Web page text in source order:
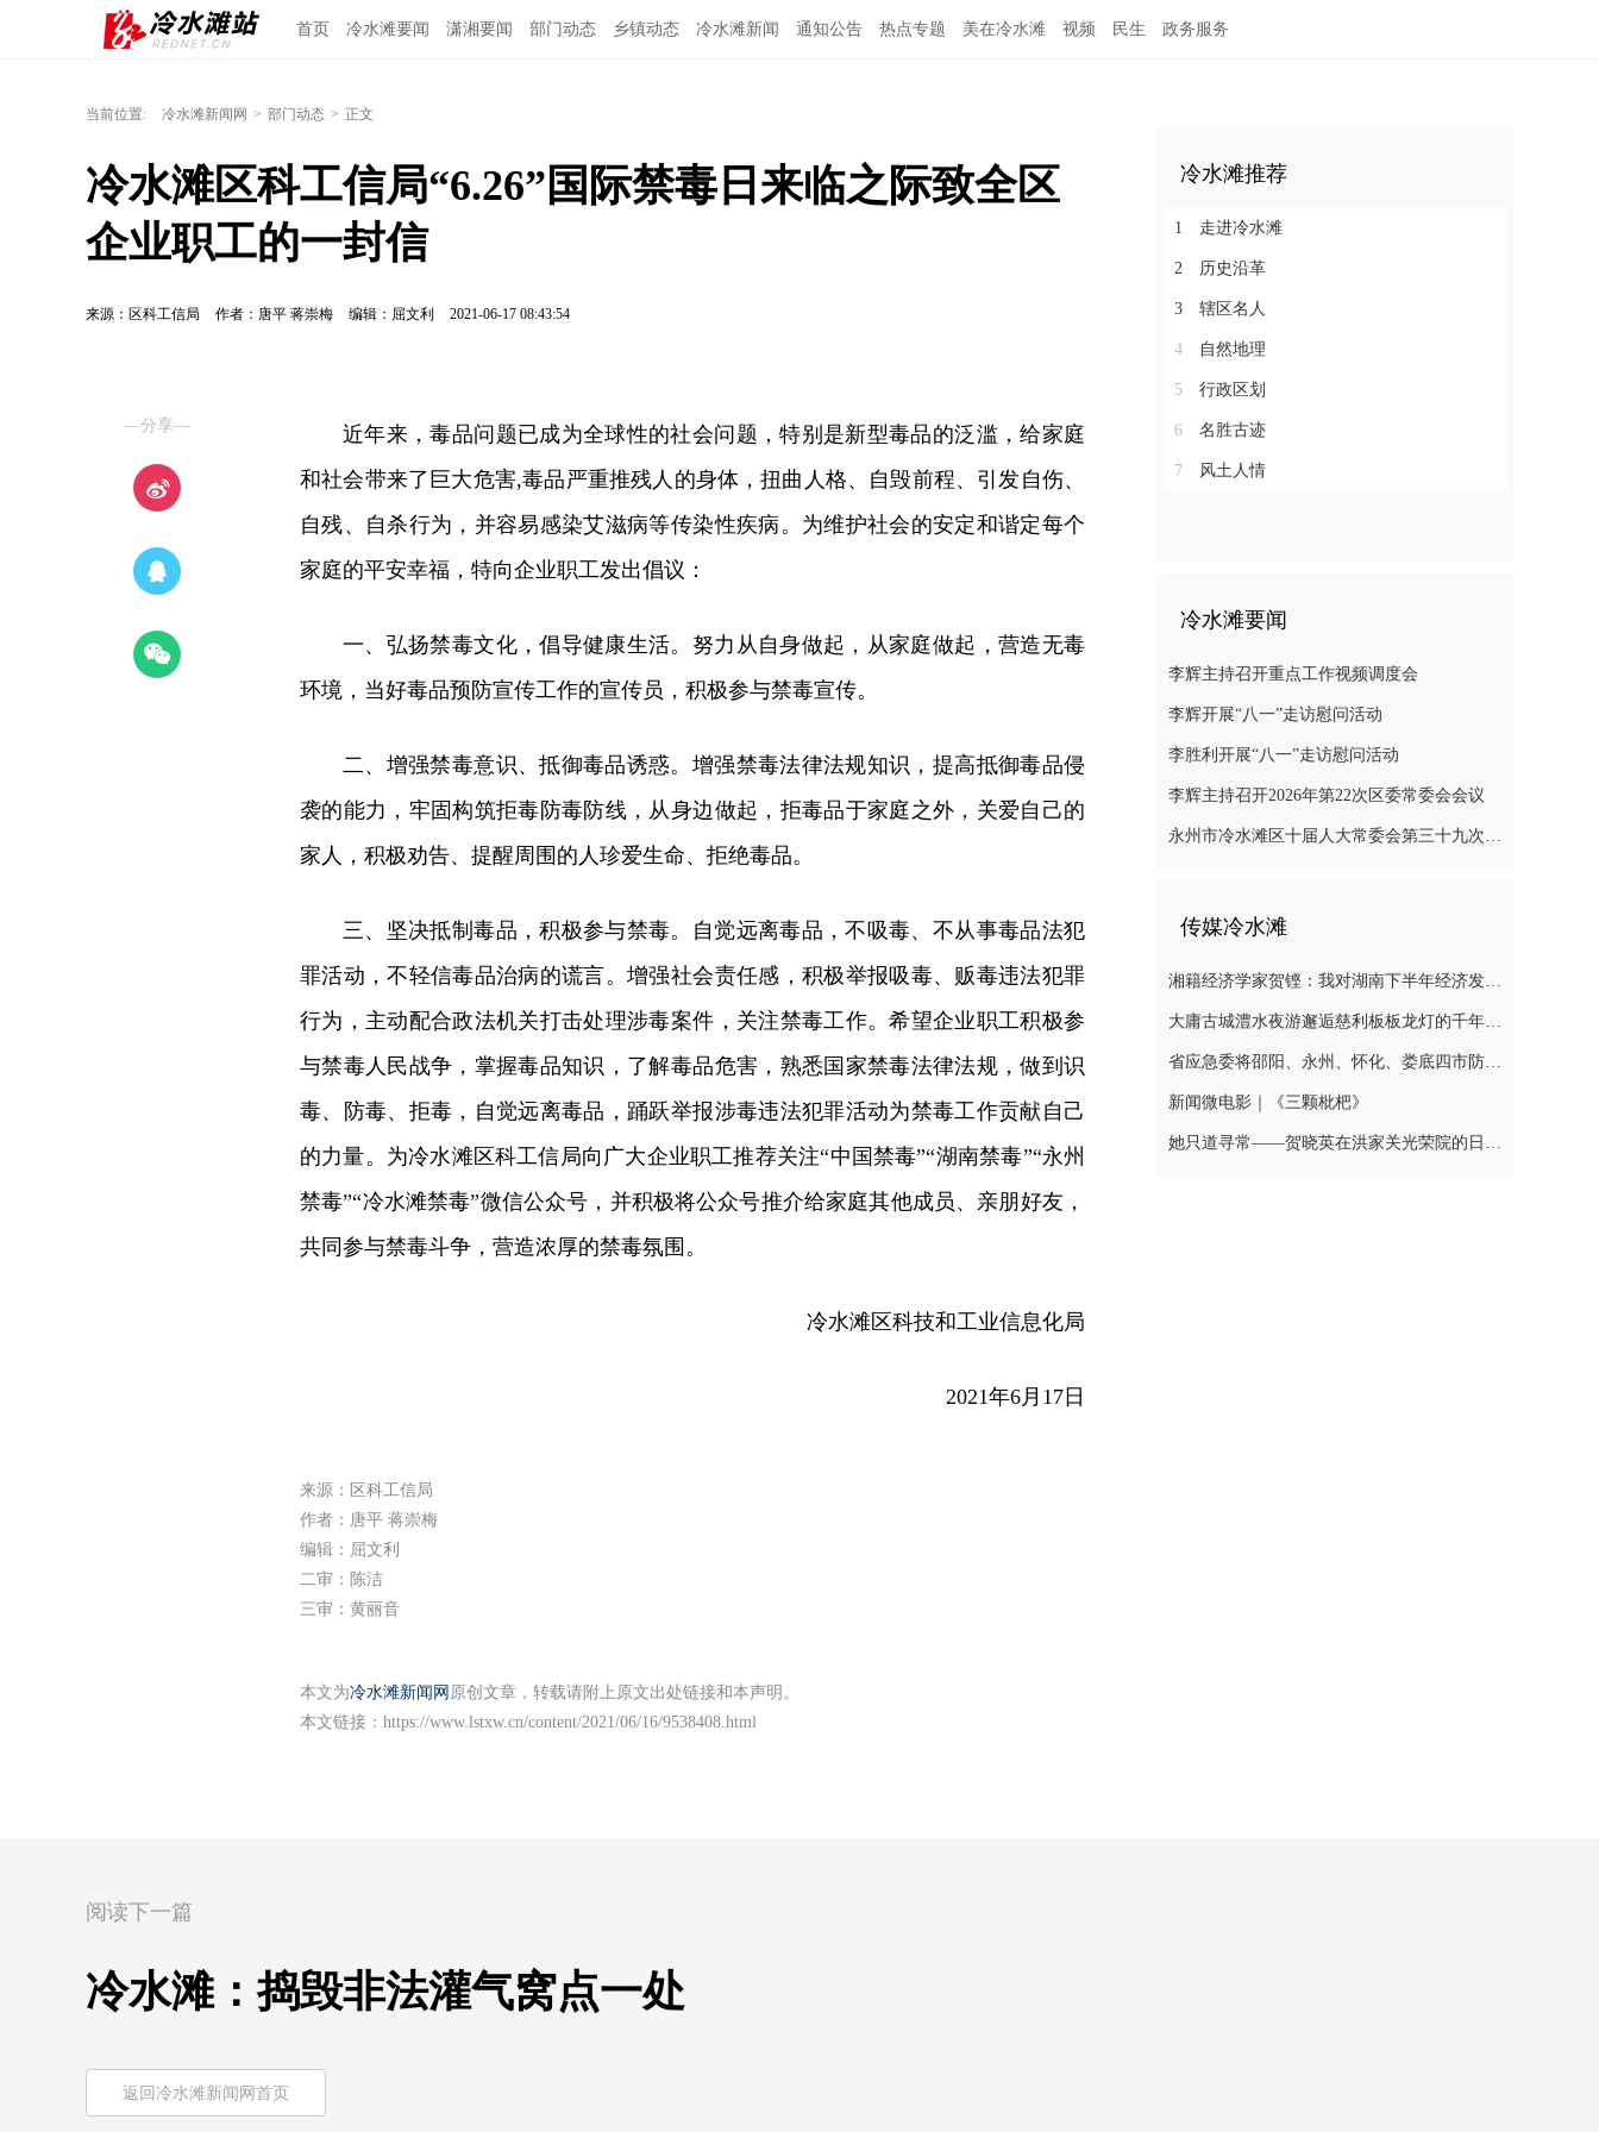
首页 冷水滩要闻 潇湘要闻 部门动态 乡镇动态 冷水滩新闻 通知公告 热点专题 美在冷水滩 视频 民生 政务服务
当前位置: 冷水滩新闻网 > 部门动态 > 正文
冷水滩区科工信局“6.26”国际禁毒日来临之际致全区
企业职工的一封信
来源：区科工信局 作者：唐平 蒋崇梅 编辑：屈文利 2021-06-17 08:43:54
—分享—
近年来，毒品问题已成为全球性的社会问题，特别是新型毒品的泛滥，给家庭
和社会带来了巨大危害,毒品严重推残人的身体，扭曲人格、自毁前程、引发自伤、
自残、自杀行为，并容易感染艾滋病等传染性疾病。为维护社会的安定和谐定每个
家庭的平安幸福，特向企业职工发出倡议：
一、弘扬禁毒文化，倡导健康生活。努力从自身做起，从家庭做起，营造无毒
环境，当好毒品预防宣传工作的宣传员，积极参与禁毒宣传。
二、增强禁毒意识、抵御毒品诱惑。增强禁毒法律法规知识，提高抵御毒品侵
袭的能力，牢固构筑拒毒防毒防线，从身边做起，拒毒品于家庭之外，关爱自己的
家人，积极劝告、提醒周围的人珍爱生命、拒绝毒品。
三、坚决抵制毒品，积极参与禁毒。自觉远离毒品，不吸毒、不从事毒品法犯
罪活动，不轻信毒品治病的谎言。增强社会责任感，积极举报吸毒、贩毒违法犯罪
行为，主动配合政法机关打击处理涉毒案件，关注禁毒工作。希望企业职工积极参
与禁毒人民战争，掌握毒品知识，了解毒品危害，熟悉国家禁毒法律法规，做到识
毒、防毒、拒毒，自觉远离毒品，踊跃举报涉毒违法犯罪活动为禁毒工作贡献自己
的力量。为冷水滩区科工信局向广大企业职工推荐关注“中国禁毒”“湖南禁毒”“永州
禁毒”“冷水滩禁毒”微信公众号，并积极将公众号推介给家庭其他成员、亲朋好友，
共同参与禁毒斗争，营造浓厚的禁毒氛围。
冷水滩区科技和工业信息化局
2021年6月17日
来源：区科工信局
作者：唐平 蒋崇梅
编辑：屈文利
二审：陈洁
三审：黄丽音
本文为冷水滩新闻网 原创文章，转载请附上原文出处链接和本声明。
本文链接： https://www.lstxw.cn/content/2021/06/16/9538408.html
冷水滩推荐
1 走进冷水滩
2 历史沿革
3 辖区名人
4 自然地理
5 行政区划
6 名胜古迹
7 风土人情
冷水滩要闻
李辉主持召开重点工作视频调度会
李辉开展“八一”走访慰问活动
李胜利开展“八一”走访慰问活动
李辉主持召开2026年第22次区委常委会会议
永州市冷水滩区十届人大常委会第三十九次会议召开
传媒冷水滩
湘籍经济学家贺铿：我对湖南下半年经济发展有信心
大庸古城澧水夜游邂逅慈利板板龙灯的千年浪漫
省应急委将邵阳、永州、怀化、娄底四市防汛抗灾应急响应提升至三级
新闻微电影｜《三颗枇杷》
她只道寻常——贺晓英在洪家关光荣院的日与夜
阅读下一篇
冷水滩：捣毁非法灌气窝点一处
返回冷水滩新闻网首页